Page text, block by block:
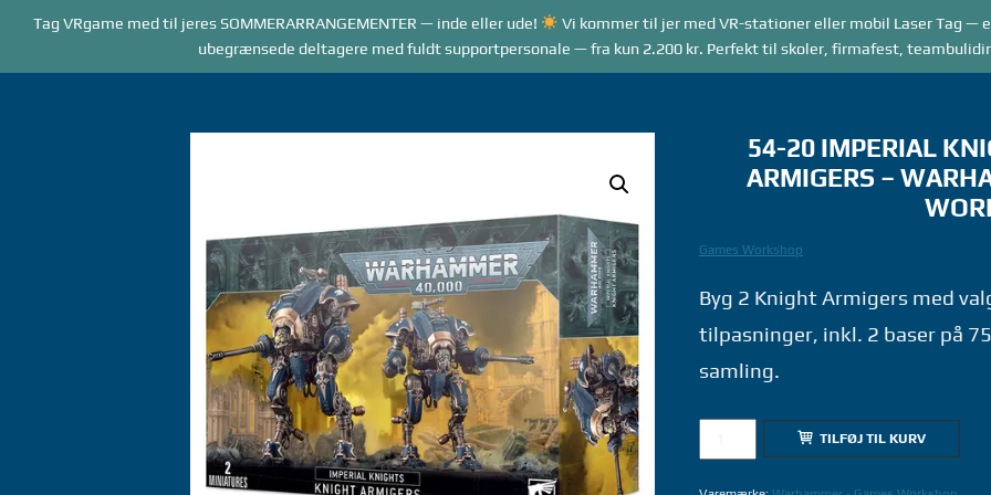
Tag VRgame med til jeres SOMMERARRANGEMENTER — inde eller ude!
Vi kommer til jer med VR-stationer eller mobil Laser Tag —
ubegrænsede deltagere med fuldt supportpersonale — fra kun 2.200 kr. Perfekt til skoler, firmafest,
BOOKING ARRANGEMENTER VR GAME MODES LASER TAG
54-20 IMPERIAL
ARMIGERS –
Games Workshop
Byg 2 Knight Armigers med
tilpasninger, inkl. 2 baser på
samling.
20
IMPERIAL
TILFØJ TIL KURV